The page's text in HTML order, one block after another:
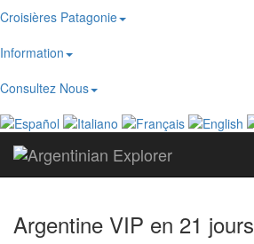
Croisières Patagonie
Information
Consultez Nous
Argentine VIP en 21 jours